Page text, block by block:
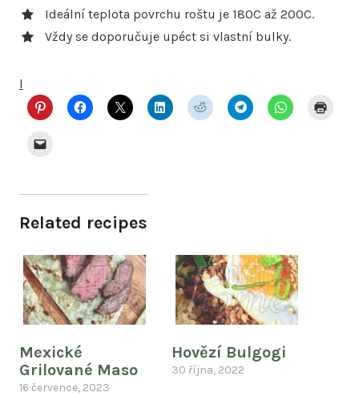
Ideální teplota povrchu roštu je 180C až 200C.
Vždy se doporučuje upéct si vlastní bulky.
l
Related recipes
Mexické
Grilované Maso
16 července, 2023
Hovězí Bulgogi
30 října, 2022